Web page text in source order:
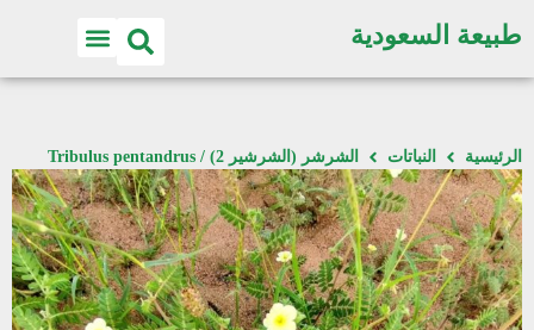
طبيعة السعودية
الرئيسية النباتات الشرشر (الشرشير 2) / Tribulus pentandrus